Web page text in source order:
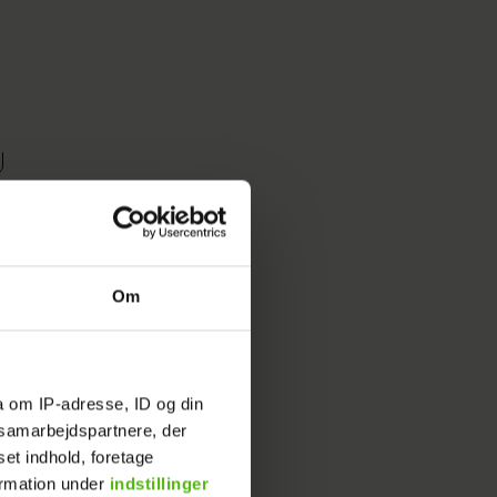
Om
IP-adresse, ID og din
der
indhold, foretage
under indstillinger
og
salt